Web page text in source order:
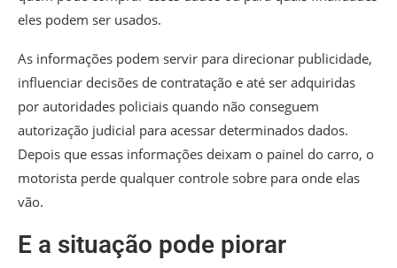
eles podem ser usados.
As informações podem servir para direcionar publicidade,
influenciar decisões de contratação e até ser adquiridas
por autoridades policiais quando não conseguem
autorização judicial para acessar determinados dados.
Depois que essas informações deixam o painel do carro, o
motorista perde qualquer controle sobre para onde elas
vão.
E a situação pode piorar